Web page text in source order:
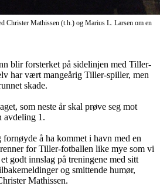
Christer Mathissen (t.h.) og Marius L. Larsen om en
blir forsterket på sidelinjen med Tiller-
har vært mangeårig Tiller-spiller, men
skade.
som neste år skal prøve seg mot
avdeling 1.
å ha kommet i havn med en
for Tiller-fotballen like mye som vi
godt innslag på treningene med sitt
og smittende humør,
Mathissen.